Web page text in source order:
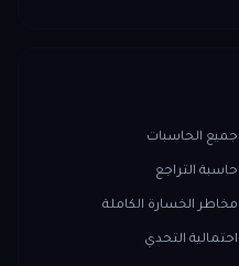
جميع الحاسبات
حاسبة التراجع
مخاطر الخسارة الكاملة
احتمالية التحدي